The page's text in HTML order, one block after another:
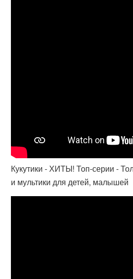
Кукутики - ХИТЫ! Топ-серии -
и мультики для детей, малышей